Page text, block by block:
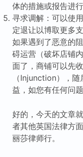
体的措施或报告进行
寻求调解：可以使
定退让以博取更多支
如果遇到了恶意的
碍运营（破坏店铺
面了，商铺可以先
（Injunction），
益，如您有任何问
好的，今天的文章
者其他英国法律方
丽莎律师行。